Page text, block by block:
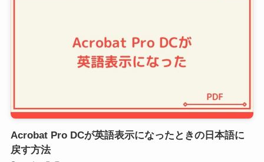
Acrobat Pro DCが英語表示になったときの日本語に
戻す方法